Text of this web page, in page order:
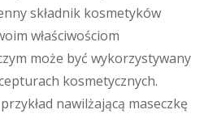
składnik kosmetyków
właściwościom
może być wykorzystywany
kosmetycznych.
nawilżającą maseczkę